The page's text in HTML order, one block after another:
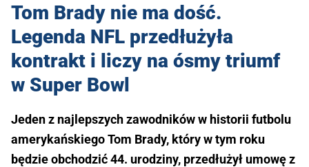
Tom Brady nie ma dość.
Legenda NFL przedłużyła
kontrakt i liczy na ósmy triumf
w Super Bowl
Jeden z najlepszych zawodników w historii futbolu
amerykańskiego Tom Brady, który w tym roku
będzie obchodzić 44. urodziny, przedłużył umowę z